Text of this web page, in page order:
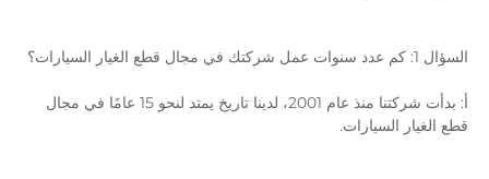
السؤال 1: كم عدد سنوات عمل شركتك في مجال قطع الغيار السيارات؟
قطع الغيار السيارات.